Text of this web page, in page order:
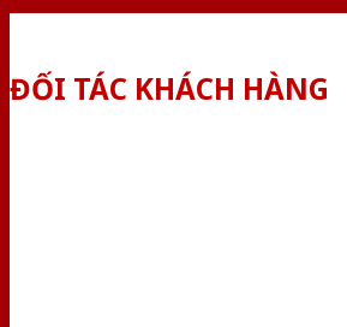
ĐỐI TÁC KHÁCH HÀNG